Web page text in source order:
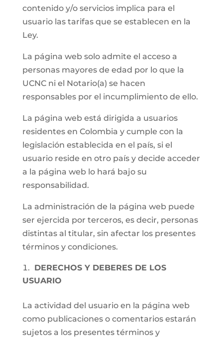
contenido y/o servicios implica para el
usuario las tarifas que se establecen en la
Ley.
La página web solo admite el acceso a
personas mayores de edad por lo que la
UCNC ni el Notario(a) se hacen
responsables por el incumplimiento de ello.
La página web está dirigida a usuarios
residentes en Colombia y cumple con la
legislación establecida en el país, si el
usuario reside en otro país y decide acceder
a la página web lo hará bajo su
responsabilidad.
La administración de la página web puede
ser ejercida por terceros, es decir, personas
distintas al titular, sin afectar los presentes
términos y condiciones.
DERECHOS Y DEBERES DE LOS
USUARIO
La actividad del usuario en la página web
como publicaciones o comentarios estarán
sujetos a los presentes términos y